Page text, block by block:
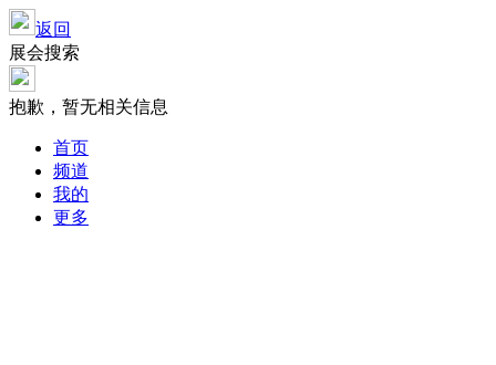
返回
展会搜索
抱歉，暂无相关信息
首页
频道
我的
更多